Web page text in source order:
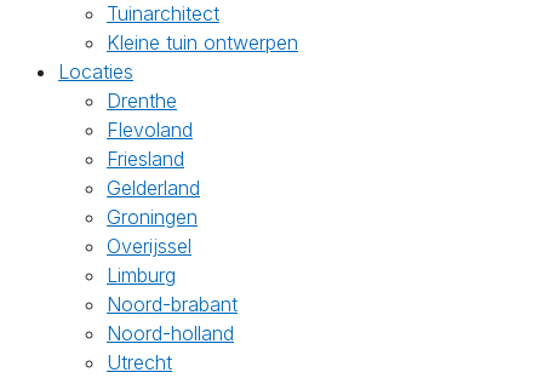
Tuinarchitect
Kleine tuin ontwerpen
Locaties
Drenthe
Flevoland
Friesland
Gelderland
Groningen
Overijssel
Limburg
Noord-brabant
Noord-holland
Utrecht